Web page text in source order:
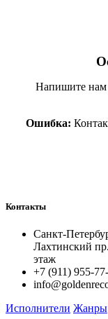
Напишите нам
Ошибка:
Контакты
Санкт-
Лахтинский
этаж
+7 (911) 955-
Исполнители Жанры